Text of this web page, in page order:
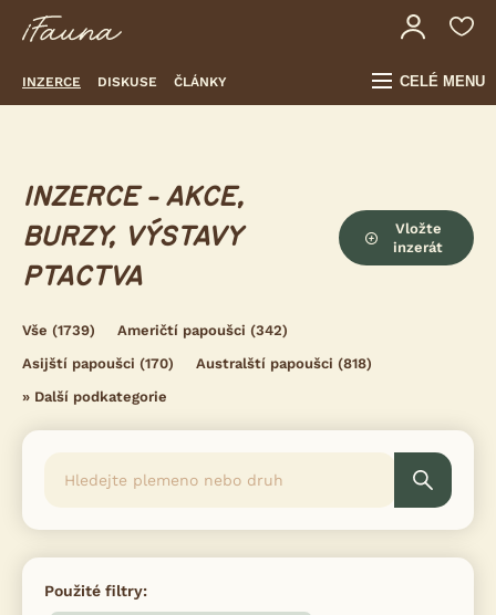
INZERCE DISKUSE ČLÁNKY CELÉ MENU
INZERCE - AKCE,
BURZY, VÝSTAVY
PTACTVA
Vložte
inzerát
Vše (1739) Američtí papoušci (342)
Asijští papoušci (170) Australští papoušci (818)
» Další podkategorie
Použité filtry: